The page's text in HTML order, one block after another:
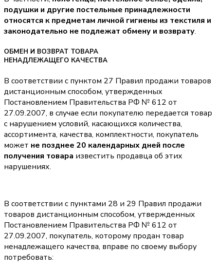
подушки и другие постельные принадлежности
относятся к предметам личной гигиены из текстиля и
законодательно не подлежат обмену и возврату.
ОБМЕН И ВОЗВРАТ ТОВАРА
НЕНАДЛЕЖАЩЕГО КАЧЕСТВА
В соответствии с пунктом 27 Правил продажи товаров
дистанционным способом, утвержденных
Постановлением Правительства РФ № 612 от
27.09.2007, в случае если покупателю передается товар
с нарушением условий, касающихся количества,
ассортимента, качества, комплектности, покупатель
может не позднее 20 календарных дней после
получения товара известить продавца об этих
нарушениях.
В соответствии с пунктами 28 и 29 Правил продажи
товаров дистанционным способом, утвержденных
Постановлением Правительства РФ № 612 от
27.09.2007, покупатель, которому продан товар
ненадлежащего качества, вправе по своему выбору
потребовать: